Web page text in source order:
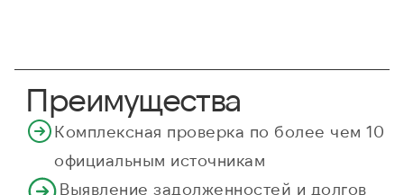
Преимущества
Комплексная проверка по более чем 10
официальным источникам
Выявление задолженностей и долгов